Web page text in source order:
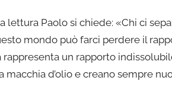
lettura Paolo si chiede: «Chi ci
mondo può farci perdere il
rappresenta un rapporto
macchia d’olio e creano sempre